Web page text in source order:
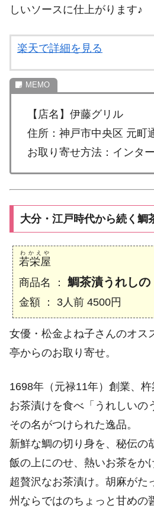
しいソースに仕上がります♪
楽天で詳細を見る
【店名】伊藤グリル
住所：神戸市中央区 元町
お取り寄せ方法：インタ
大分・江戸時代から続く鯛
若栄屋
わかえや
商品名 ： 鯛茶漬うれしの
金額 ： 3人前 4500円
女優・松金よね子さんのオス
亭からのお取り寄せ。
1698年（元禄11年）創業、
お茶漬けを食べ「うれしいの
その名がつけられた逸品。
新鮮な鯛の切り身を、秘伝の
飯の上にのせ、熱いお茶をか
超贅沢なお茶漬け。胡麻がた
州ならではのちょっと甘めの